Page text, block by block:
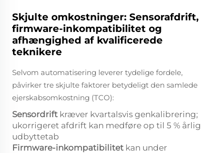
Skjulte omkostninger: Sensorafdrift,
firmware-inkompatibilitet og
afhængighed af kvalificerede
teknikere
Selvom automatisering leverer tydelige fordele,
påvirker tre skjulte faktorer betydeligt den samlede
ejerskabsomkostning (TCO):
Sensordrift kræver kvartalsvis genkalibrering;
ukorrigeret afdrift kan medføre op til 5 % årlig
udbyttetab
Firmware-inkompatibilitet kan under